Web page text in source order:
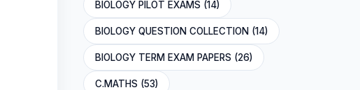
BIOLOGY PILOT EXAMS (14)
BIOLOGY QUESTION COLLECTION (14)
BIOLOGY TERM EXAM PAPERS (26)
C.MATHS (53)